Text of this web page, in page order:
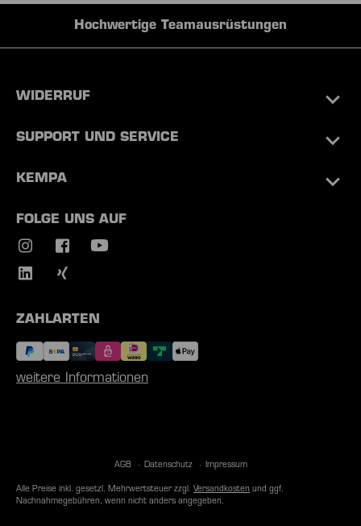
Hochwertige Teamausrüstungen
WIDERRUF
SUPPORT UND SERVICE
KEMPA
FOLGE UNS AUF
ZAHLARTEN
weitere Informationen
AGB Datenschutz Impressum
Alle Preise inkl. gesetzl. Mehrwertsteuer zzgl. Versandkosten und ggf.
Nachnahmegebühren, wenn nicht anders angegeben.